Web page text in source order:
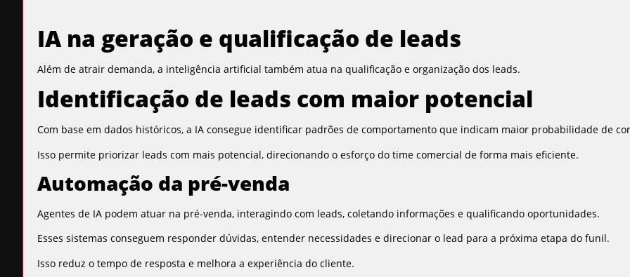
IA na geração e qualificação de leads
Além de atrair demanda, a inteligência artificial também atua na qualificação e organização dos leads.
Identificação de leads com maior potencial
Com base em dados históricos, a IA consegue identificar padrões de comportamento que indicam maior probabilidade de
Isso permite priorizar leads com mais potencial, direcionando o esforço do time comercial de forma mais eficiente.
Automação da pré-venda
Agentes de IA podem atuar na pré-venda, interagindo com leads, coletando informações e qualificando oportunidades.
Esses sistemas conseguem responder dúvidas, entender necessidades e direcionar o lead para a próxima etapa do funil.
Isso reduz o tempo de resposta e melhora a experiência do cliente.